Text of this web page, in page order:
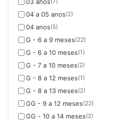
04 a 05 anos(2)
04 anos(5)
G - 6 a 9 meses(22)
G - 6 a 10 meses(1)
G - 7 a 10 meses(2)
G - 8 a 12 meses(1)
G - 8 a 13 meses(2)
GG - 9 a 12 meses(22)
GG - 10 a 14 meses(2)